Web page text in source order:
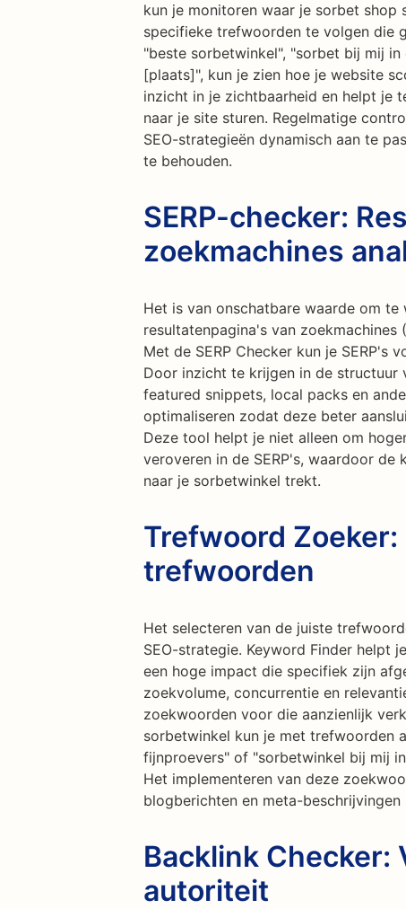
kun je monitoren waar je sorbet shop
specifieke trefwoorden te volgen die
"beste sorbetwinkel", "sorbet bij mij
[plaats]", kun je zien hoe je website
inzicht in je zichtbaarheid en helpt je
naar je site sturen. Regelmatige
SEO-strategieën dynamisch aan te
te behouden.
SERP-checker:
zoekmachines
Het is van onschatbare waarde om
resultatenpagina's van zoekmachines
Met de SERP Checker kun je SERP's
Door inzicht te krijgen in de structuur
featured snippets, local packs en
optimaliseren zodat deze beter
Deze tool helpt je niet alleen om
veroveren in de SERP's, waardoor
naar je sorbetwinkel trekt.
Trefwoord
trefwoorden
Het selecteren van de juiste
SEO-strategie. Keyword Finder helpt
een hoge impact die specifiek zijn
zoekvolume, concurrentie en
zoekwoorden voor die aanzienlijk
sorbetwinkel kun je met trefwoorden
fijnproevers" of "sorbetwinkel bij mij
Het implementeren van deze
blogberichten en meta-
Backlink Checker:
autoriteit